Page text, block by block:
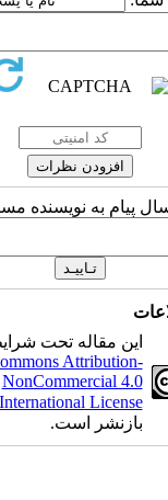
پیام به نویسنده مسئول
این مقاله تحت شرایط
Commons Attribution-
NonCommercial 4.0
International License
بازنشر است.